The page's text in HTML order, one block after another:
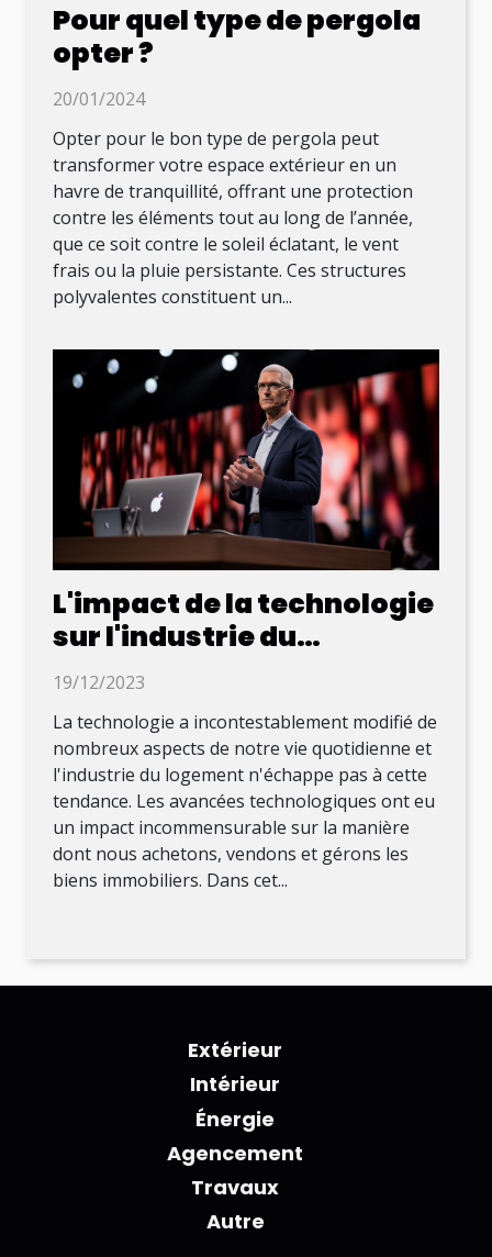
Pour quel type de pergola
opter ?
20/01/2024
Opter pour le bon type de pergola peut
transformer votre espace extérieur en un
havre de tranquillité, offrant une protection
contre les éléments tout au long de l’année,
que ce soit contre le soleil éclatant, le vent
frais ou la pluie persistante. Ces structures
polyvalentes constituent un...
L'impact de la technologie
sur l'industrie du
logement
19/12/2023
La technologie a incontestablement modifié de
nombreux aspects de notre vie quotidienne et
l'industrie du logement n'échappe pas à cette
tendance. Les avancées technologiques ont eu
un impact incommensurable sur la manière
dont nous achetons, vendons et gérons les
biens immobiliers. Dans cet...
Extérieur
Intérieur
Énergie
Agencement
Travaux
Autre